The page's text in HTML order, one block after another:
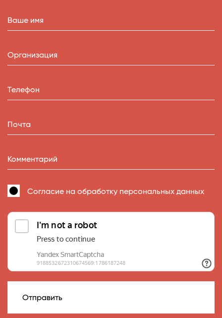
Ваше имя
Организация
Телефон
Почта
Комментарий
Согласие на обработку персональных данных
Отправить